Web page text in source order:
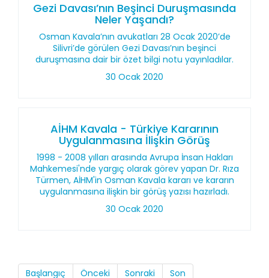
Gezi Davası’nın Beşinci Duruşmasında
Neler Yaşandı?
Osman Kavala’nın avukatları 28 Ocak 2020’de
Silivri’de görülen Gezi Davası’nın beşinci
duruşmasına dair bir özet bilgi notu yayınladılar.
30 Ocak 2020
AİHM Kavala - Türkiye Kararının
Uygulanmasına İlişkin Görüş
1998 - 2008 yılları arasında Avrupa İnsan Hakları
Mahkemesi'nde yargıç olarak görev yapan Dr. Rıza
Türmen, AİHM'in Osman Kavala kararı ve kararın
uygulanmasına ilişkin bir görüş yazısı hazırladı.
30 Ocak 2020
Başlangıç Önceki Sonraki Son